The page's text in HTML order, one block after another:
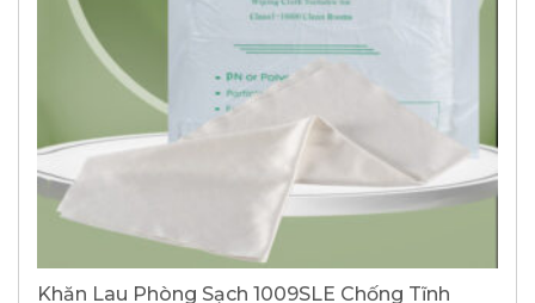
Khăn Lau Phòng Sạch 1009SLE Chống Tĩnh